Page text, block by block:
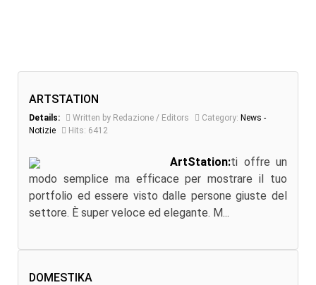
ARTSTATION
Details: Written by Redazione / Editors Category: News -
Notizie
Hits: 6412
ArtStation:ti offre un
modo semplice ma efficace per mostrare il tuo
portfolio ed essere visto dalle persone giuste del
settore. È super veloce ed elegante. M...
DOMESTIKA